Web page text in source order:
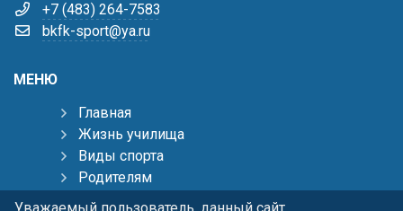
+7 (483) 264-7583
bkfk-sport@ya.ru
МЕНЮ
Главная
Жизнь училища
Виды спорта
Родителям
Тренерам